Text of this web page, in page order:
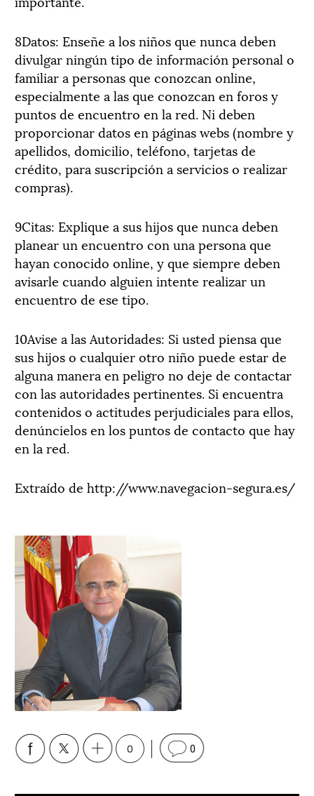
8Datos: Enseñe a los niños que nunca deben
divulgar ningún tipo de información personal o
familiar a personas que conozcan online,
especialmente a las que conozcan en foros y
puntos de encuentro en la red. Ni deben
proporcionar datos en páginas webs (nombre y
apellidos, domicilio, teléfono, tarjetas de
crédito, para suscripción a servicios o realizar
compras).
9Citas: Explique a sus hijos que nunca deben
planear un encuentro con una persona que
hayan conocido online, y que siempre deben
avisarle cuando alguien intente realizar un
encuentro de ese tipo.
10Avise a las Autoridades: Si usted piensa que
sus hijos o cualquier otro niño puede estar de
alguna manera en peligro no deje de contactar
con las autoridades pertinentes. Si encuentra
contenidos o actitudes perjudiciales para ellos,
denúncielos en los puntos de contacto que hay
en la red.
Extraído de http://www.navegacion-segura.es/
0 0